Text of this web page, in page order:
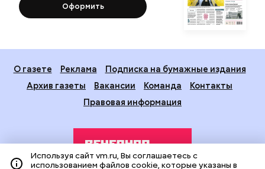
Оформить
О газете Реклама
Подписка на бумажные издания
Архив газеты
Вакансии Команда
Контакты
Правовая информация
Используя сайт vm.ru, Вы соглашаетесь с
использованием файлов cookie, которые указаны в